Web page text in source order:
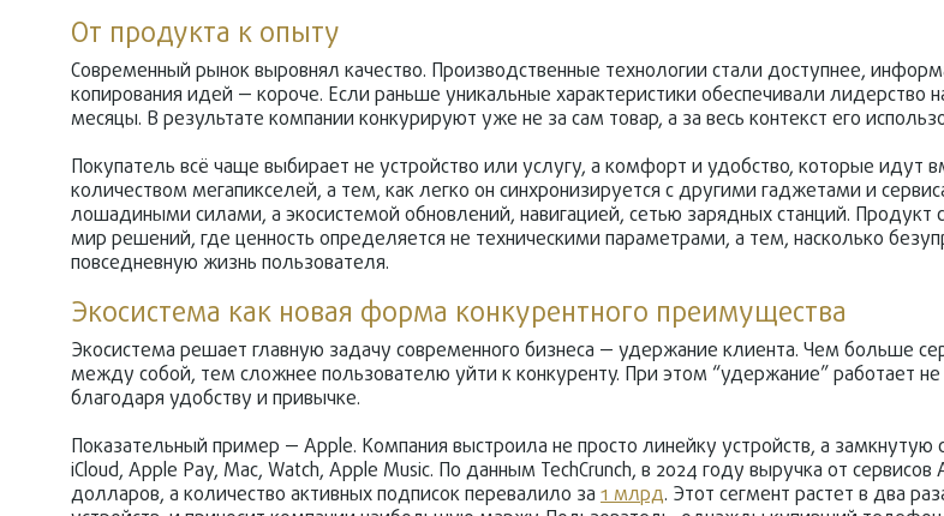
От продукта к опыту
Современный рынок выровнял качество. Производственные технологии стали доступнее,
копирования идей — короче. Если раньше уникальные характеристики обеспечивали лидерство
месяцы. В результате компании конкурируют уже не за сам товар, а за весь контекст его
Покупатель всё чаще выбирает не устройство или услугу, а комфорт и удобство, которые идут
количеством мегапикселей, а тем, как легко он синхронизируется с другими гаджетами и
лошадиными силами, а экосистемой обновлений, навигацией, сетью зарядных станций. Продукт
мир решений, где ценность определяется не техническими параметрами, а тем, насколько
повседневную жизнь пользователя.
Экосистема как новая форма конкурентного преимущества
Экосистема решает главную задачу современного бизнеса — удержание клиента. Чем больше
между собой, тем сложнее пользователю уйти к конкуренту. При этом “удержание” работает не
благодаря удобству и привычке.
Показательный пример — Apple. Компания выстроила не просто линейку устройств, а замкнутую
iCloud, Apple Pay, Mac, Watch, Apple Music. По данным TechCrunch, в 2024 году выручка от
долларов, а количество активных подписок перевалило за 1 млрд. Этот сегмент растет в два